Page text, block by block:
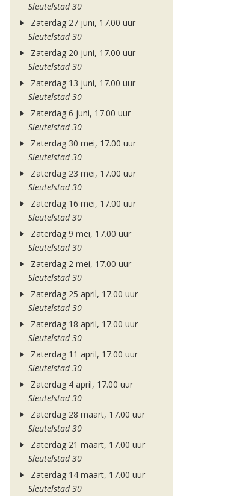
Sleutelstad 30
Zaterdag 27 juni, 17.00 uur
Sleutelstad 30
Zaterdag 20 juni, 17.00 uur
Sleutelstad 30
Zaterdag 13 juni, 17.00 uur
Sleutelstad 30
Zaterdag 6 juni, 17.00 uur
Sleutelstad 30
Zaterdag 30 mei, 17.00 uur
Sleutelstad 30
Zaterdag 23 mei, 17.00 uur
Sleutelstad 30
Zaterdag 16 mei, 17.00 uur
Sleutelstad 30
Zaterdag 9 mei, 17.00 uur
Sleutelstad 30
Zaterdag 2 mei, 17.00 uur
Sleutelstad 30
Zaterdag 25 april, 17.00 uur
Sleutelstad 30
Zaterdag 18 april, 17.00 uur
Sleutelstad 30
Zaterdag 11 april, 17.00 uur
Sleutelstad 30
Zaterdag 4 april, 17.00 uur
Sleutelstad 30
Zaterdag 28 maart, 17.00 uur
Sleutelstad 30
Zaterdag 21 maart, 17.00 uur
Sleutelstad 30
Zaterdag 14 maart, 17.00 uur
Sleutelstad 30